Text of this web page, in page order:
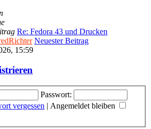
Re: Fedora 43 und Drucken
Neuester Beitrag
15:59
Passwort:
vergessen | Angemeldet bleiben